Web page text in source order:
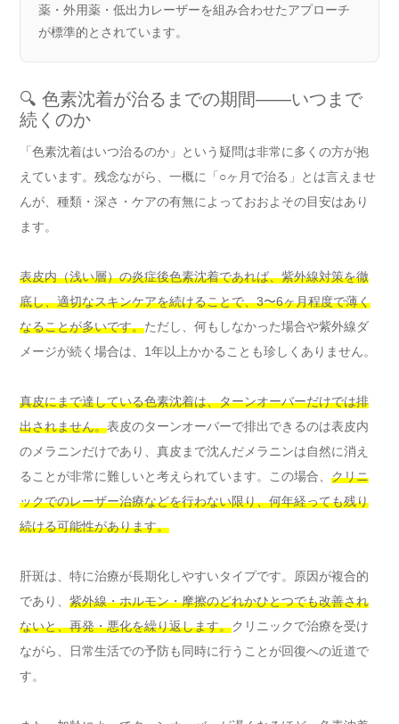
薬・外用薬・低出力レーザーを組み合わせたアプローチ
が標準的とされています。
🔍 色素沈着が治るまでの期間——いつまで
続くのか
「色素沈着はいつ治るのか」という疑問は非常に多くの方が抱
えています。残念ながら、一概に「○ヶ月で治る」とは言えませ
んが、種類・深さ・ケアの有無によっておおよその目安はあり
ます。
表皮内（浅い層）の炎症後色素沈着であれば、紫外線対策を徹
底し、適切なスキンケアを続けることで、3〜6ヶ月程度で薄く
なることが多いです。ただし、何もしなかった場合や紫外線ダ
メージが続く場合は、1年以上かかることも珍しくありません。
真皮にまで達している色素沈着は、ターンオーバーだけでは排
出されません。表皮のターンオーバーで排出できるのは表皮内
のメラニンだけであり、真皮まで沈んだメラニンは自然に消え
ることが非常に難しいと考えられています。この場合、 クリニ
ックでのレーザー治療などを行わない限り、何年経っても残り
続ける可能性があります。
肝斑は、特に治療が長期化しやすいタイプです。原因が複合的
であり、 紫外線・ホルモン・摩擦のどれかひとつでも改善され
ないと、再発・悪化を繰り返します。クリニックで治療を受け
ながら、日常生活での予防も同時に行うことが回復への近道で
す。